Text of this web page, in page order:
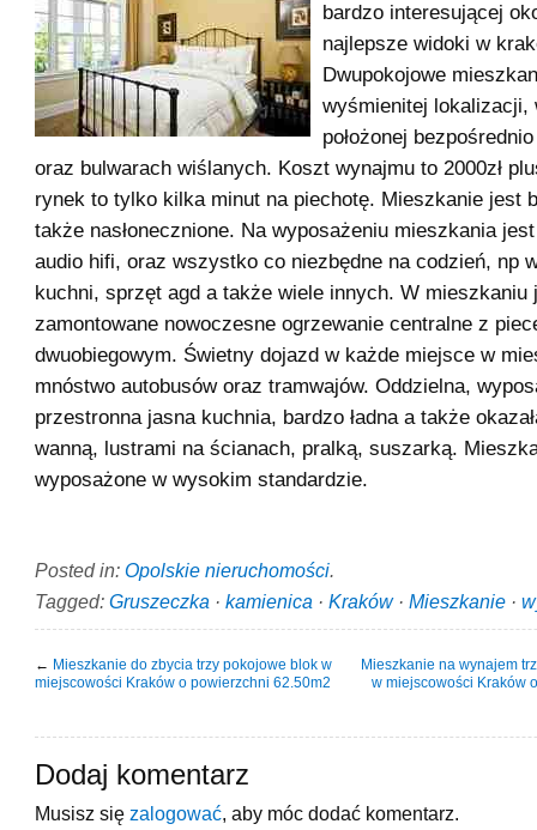
bardzo interesującej
najlepsze widoki w
Dwupokojowe
wyśmienitej lokalizacji,
położonej
oraz bulwarach wiślanych. Koszt wynajmu to 2000zł
rynek to tylko kilka minut na piechotę. Mieszkanie jest
także nasłonecznione. Na wyposażeniu mieszkania
audio hifi, oraz wszystko co niezbędne na codzień, np
kuchni, sprzęt agd a także wiele innych. W mieszkaniu
zamontowane nowoczesne ogrzewanie centralne z
dwuobiegowym. Świetny dojazd w każde miejsce w
mnóstwo autobusów oraz tramwajów. Oddzielna,
przestronna jasna kuchnia, bardzo ładna a także
wanną, lustrami na ścianach, pralką, suszarką.
wyposażone w wysokim standardzie.
Posted in: Opolskie nieruchomości.
Tagged: Gruszeczka · kamienica · Kraków· Mieszkanie ·
← Mieszkanie do zbycia trzy pokojowe blok w
miejscowości Kraków o powierzchni 62.50m2
Mieszkanie na wynajem
w miejscowości Kraków
Dodaj komentarz
Musisz się zalogować , aby móc dodać komentarz.